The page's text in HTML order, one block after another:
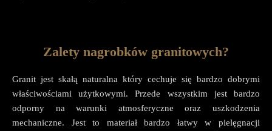
Zalety nagrobków granitowych?
Granit jest skałą naturalna który cechuje się bardzo dobrymi
właściwościami użytkowymi. Przede wszystkim jest bardzo
odporny na warunki atmosferyczne oraz uszkodzenia
mechaniczne. Jest to materiał bardzo łatwy w pielęgnacji